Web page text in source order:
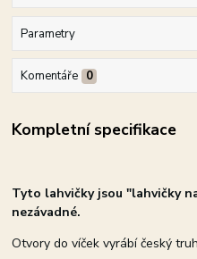
Parametry
Komentáře 0
Kompletní specifikace
Tyto lahvičky jsou "lahvičky
nezávadné.
Otvory do víček vyrábí český